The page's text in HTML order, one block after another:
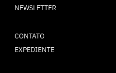
NEWSLETTER
CONTATO
EXPEDIENTE